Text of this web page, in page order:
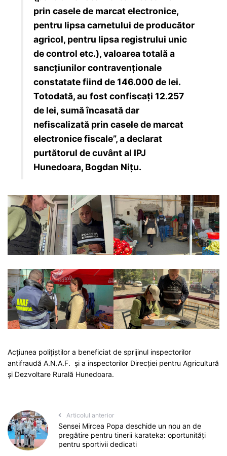
prin casele de marcat electronice,
pentru lipsa carnetului de producător
agricol, pentru lipsa registrului unic
de control etc.), valoarea totală a
sancțiunilor contravenționale
constatate fiind de 146.000 de lei.
Totodată, au fost confiscați 12.257
de lei, sumă încasată dar
nefiscalizată prin casele de marcat
electronice fiscale”, a declarat
purtătorul de cuvânt al IPJ
Hunedoara, Bogdan Nițu.
Acțiunea polițiștilor a beneficiat de sprijinul inspectorilor
antifraudă A.N.A.F. și a inspectorilor Direcției pentru Agricultură
și Dezvoltare Rurală Hunedoara.
Articolul anterior
Sensei Mircea Popa deschide un nou an de
pregătire pentru tinerii karateka: oportunități
pentru sportivii dedicati